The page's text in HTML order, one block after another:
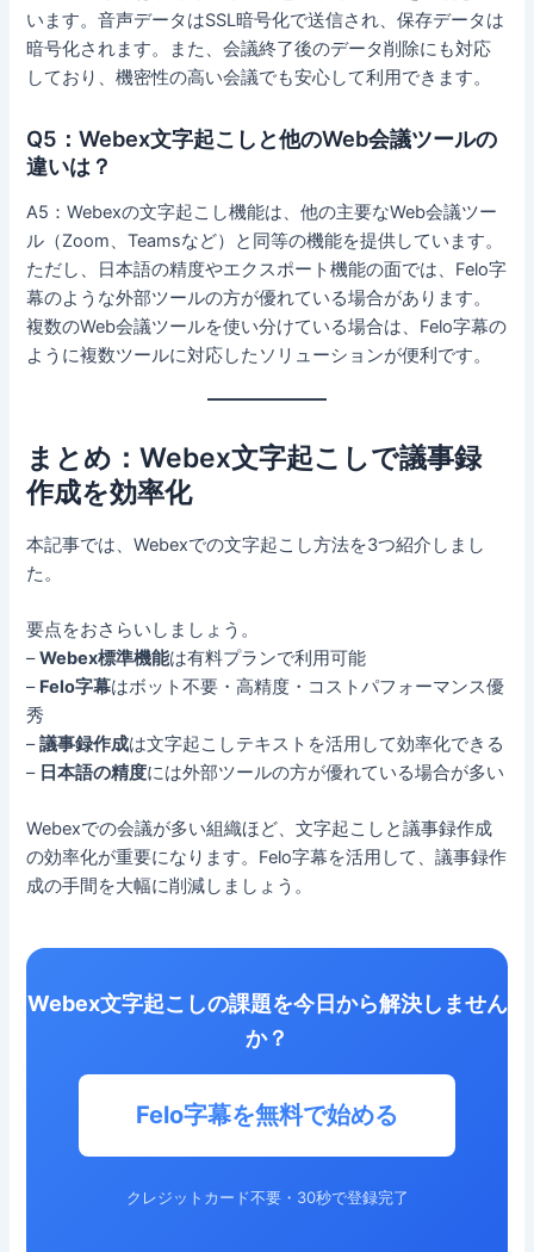
います。音声データはSSL暗号化で送信され、保存データは
暗号化されます。また、会議終了後のデータ削除にも対応
しており、機密性の高い会議でも安心して利用できます。
Q5：Webex文字起こしと他のWeb会議ツールの
違いは？
A5：Webexの文字起こし機能は、他の主要なWeb会議ツー
ル（Zoom、Teamsなど）と同等の機能を提供しています。
ただし、日本語の精度やエクスポート機能の面では、Felo字
幕のような外部ツールの方が優れている場合があります。
複数のWeb会議ツールを使い分けている場合は、Felo字幕の
ように複数ツールに対応したソリューションが便利です。
まとめ：Webex文字起こしで議事録
作成を効率化
本記事では、Webexでの文字起こし方法を3つ紹介しまし
た。
要点をおさらいしましょう。
–Webex標準機能は有料プランで利用可能
– Felo字幕はボット不要・高精度・コストパフォーマンス優
秀
–議事録作成は文字起こしテキストを活用して効率化できる
– 日本語の精度には外部ツールの方が優れている場合が多い
Webexでの会議が多い組織ほど、文字起こしと議事録作成
の効率化が重要になります。Felo字幕を活用して、議事録作
成の手間を大幅に削減しましょう。
Webex文字起こしの課題を今日から解決しません
か？
Felo字幕を無料で始める
クレジットカード不要・30秒で登録完了